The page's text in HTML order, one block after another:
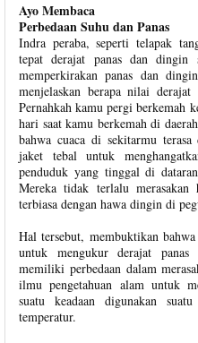
Ayo Membaca
Perbedaan Suhu dan Panas
Indra peraba, seperti telapak
tepat derajat panas dan dingin
memperkirakan panas dan
menjelaskan berapa nilai
Pernahkah kamu pergi berkemah
hari saat kamu berkemah di
bahwa cuaca di sekitarmu
jaket tebal untuk
penduduk yang tinggal di
Mereka tidak terlalu merasakan
terbiasa dengan hawa dingin di
Hal tersebut, membuktikan
untuk mengukur derajat
memiliki perbedaan dalam
ilmu pengetahuan alam untuk
suatu keadaan digunakan
temperatur.